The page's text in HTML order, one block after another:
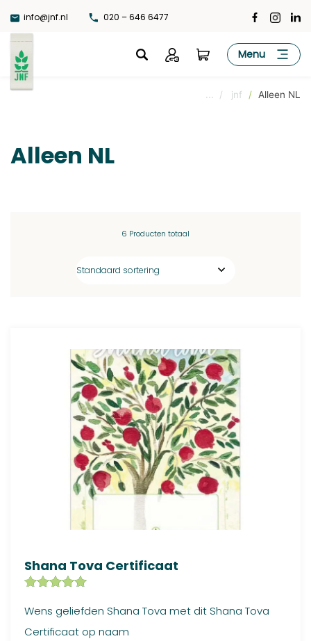
naar
de
inhoud
info@jnf.nl 020 – 646 6477
JNF Menu
... / jnf / Alleen NL
Alleen NL
6 Producten totaal
Shana Tova Certificaat
d5.00op
gebaseerd
Wens geliefden Shana Tova met dit Shana Tova
Certificaat op naam